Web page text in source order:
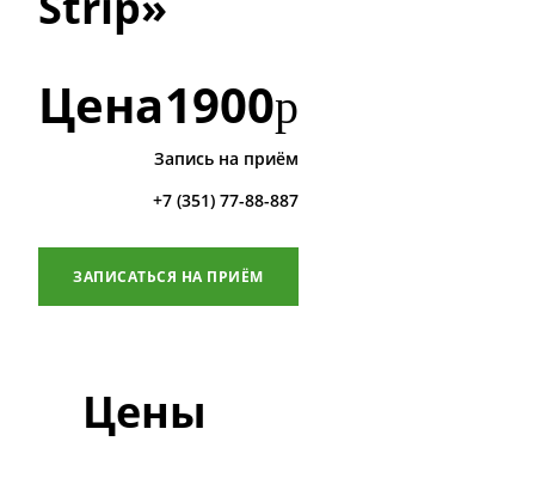
Цена1900р
Запись на приём
+7 (351) 77-88-887
ЗАПИСАТЬСЯ НА ПРИЁМ
Цены